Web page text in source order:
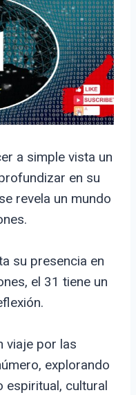
a simple vista un
en su
revela un mundo
su presencia en
el 31 tiene un
viaje por las
explorando
espiritual, cultural